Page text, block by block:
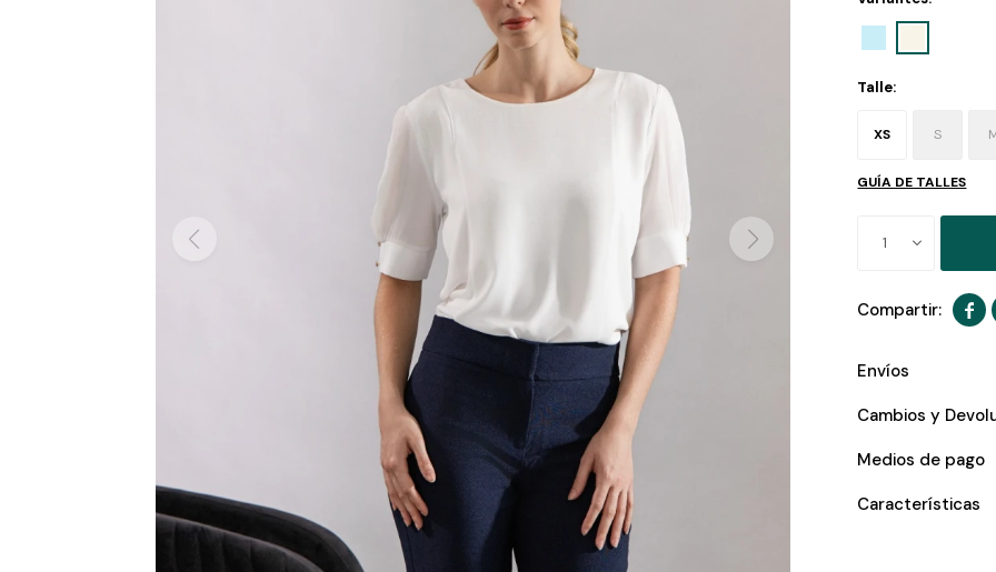
Talle:
XS S
GUÍA DE TALLES
1

Envíos
Cambios y
Medios de pago
Características